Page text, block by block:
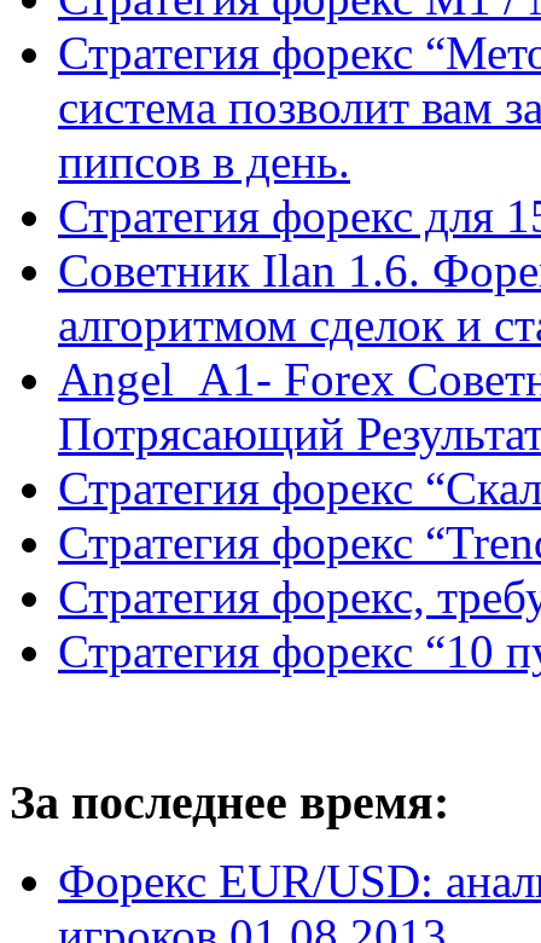
Стратегия форекс
система позволит вам
пипсов в день.
Стратегия форекс для
Советник Ilan 1.6.
алгоритмом сделок и
Angel_A1- Forex
Потрясающий
Стратегия форекс
Стратегия форекс
Стратегия форекс,
Стратегия форекс “10
За последнее время:
Форекс EUR/USD: